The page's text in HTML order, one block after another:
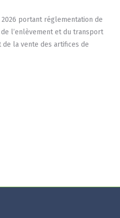
portant réglementation de
l’enlèvement et du transport
de la vente des artifices de